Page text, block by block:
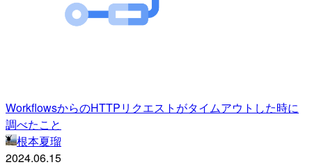
WorkflowsからのHTTPリクエストがタイムアウトした時に
調べたこと
根本夏瑠
2024.06.15